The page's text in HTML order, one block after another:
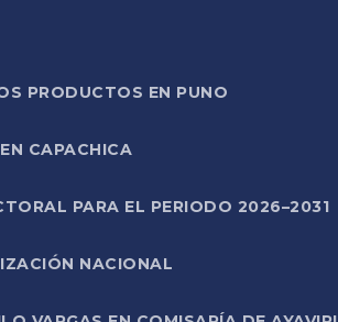
PRODUCTOS EN PUNO
CAPACHICA
PARA EL PERIODO 2026–2031
NACIONAL